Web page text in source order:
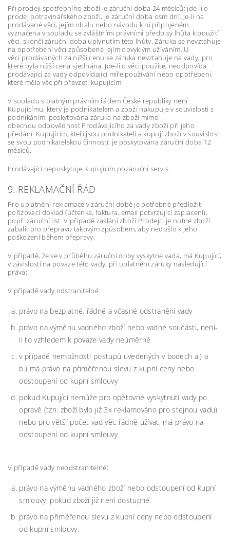
Při prodeji spotřebního zboží je záruční doba 24 měsíců; jde-li o
prodej potravinářského zboží, je záruční doba osm dní. Je-li na
prodávané věci, jejím obalu nebo návodu k ní připojeném
vyznačena v souladu se zvláštními právními předpisy lhůta k použití
věci, skončí záruční doba uplynutím této lhůty. Záruka se nevztahuje
na opotřebení věci způsobené jejím obvyklým užíváním. U
věcí prodávaných za nižší cenu se záruka nevztahuje na vady, pro
které byla nižší cena sjednána. Jde-li o věci použité, neodpovídá
prodávající za vady odpovídající míře používání nebo opotřebení,
které měla věc při převzetí kupujícím.
V souladu s platným právním řádem České republiky není
Kupujícímu, který je podnikatelem a zboží nakupuje v souvislosti s
podnikáním, poskytována záruka na zboží mimo
obecnou odpovědnost Prodávajícího za vady zboží při jeho
předání. Kupujícím, kteří jsou podnikateli a kupují zboží v souvislosti
se svou podnikatelskou činností, je poskytována záruční doba 12
měsíců.
Prodávající neposkytuje Kupujícím pozáruční servis.
9. REKLAMAČNÍ ŘÁD
Pro uplatnění reklamace v záruční době je potřebné předložit
pořizovací doklad (účtenka, faktura, email potvrzující zaplacení),
popř. záruční list. V případě zaslání zboží Prodejci je nutné zboží
zabalit pro přepravu takovým způsobem, aby nedošlo k jeho
poškození během přepravy.
V případě, že se v průběhu záruční doby vyskytne vada, má Kupující,
v závislosti na povaze této vady, při uplatnění záruky následující
práva:
V případě vady odstranitelné:
právo na bezplatné, řádné a včasné odstranění vady
právo na výměnu vadného zboží nebo vadné součásti, není-
li to vzhledem k povaze vady neúměrné
v případě nemožnosti postupů uvedených v bodech a.) a
b.) má právo na přiměřenou slevu z kupní ceny nebo
odstoupení od kupní smlouvy
pokud Kupující nemůže pro opětovné vyskytnutí vady po
opravě (tzn. zboží bylo již 3x reklamováno pro stejnou vadu)
nebo pro větší počet vad věc řádně užívat, má právo na
odstoupení od kupní smlouvy
V případě vady neodstranitelné:
právo na výměnu vadného zboží nebo odstoupení od kupní
smlouvy, pokud zboží již není dostupné.
právo na přiměřenou slevu z kupní ceny nebo odstoupení
od kupní smlouvy.